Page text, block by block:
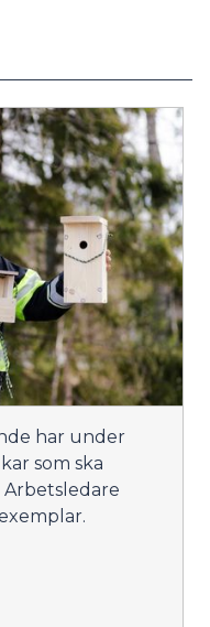
har under
som ska
Arbetsledare